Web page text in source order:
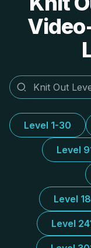
Level 1-30
Level
Level
Level